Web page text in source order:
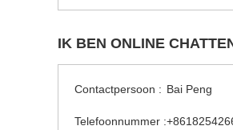
IK BEN ONLINE
Contactpersoon : Bai Peng
Telefoonnummer :